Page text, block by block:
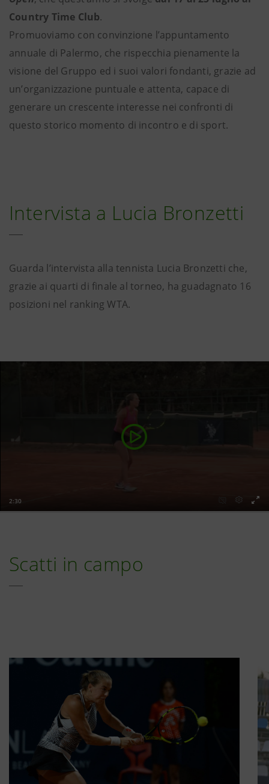
Country Time Club.
Promuoviamo con convinzione l’appuntamento
annuale di Palermo, che rispecchia pienamente la
visione del Gruppo ed i suoi valori fondanti, grazie ad
un’organizzazione puntuale e attenta, capace di
generare un crescente interesse nei confronti di
questo storico momento di incontro e di sport.
Intervista a Lucia Bronzetti
Guarda l’intervista alla tennista Lucia Bronzetti che,
grazie ai quarti di finale al torneo, ha guadagnato 16
posizioni nel ranking WTA.
Scatti in campo